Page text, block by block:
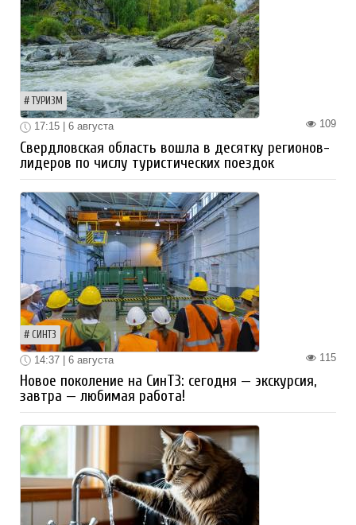
ТУРИЗМ
109
17:15 | 6 августа
Свердловская область вошла в десятку регионов-
лидеров по числу туристических поездок
СИНТЗ
115
14:37 | 6 августа
Новое поколение на СинТЗ: сегодня — экскурсия,
завтра — любимая работа!